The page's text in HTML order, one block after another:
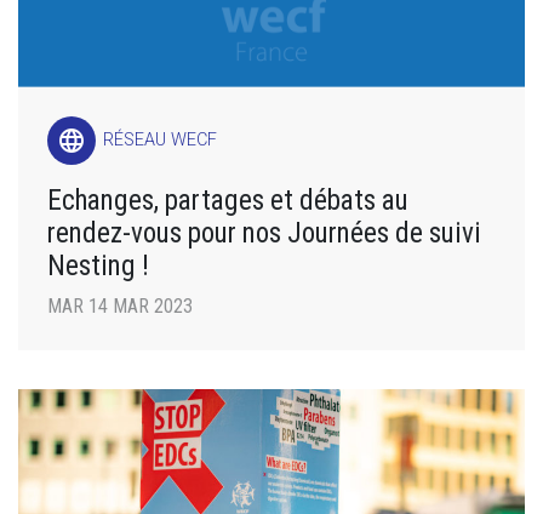
language RÉSEAU WECF
Echanges, partages et débats au
rendez-vous pour nos Journées de suivi
Nesting !
MAR 14 MAR 2023